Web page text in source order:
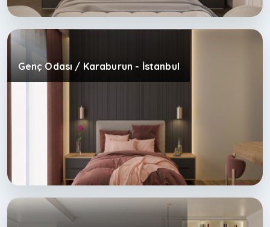
Genç Odası / Karaburun - İstanbul